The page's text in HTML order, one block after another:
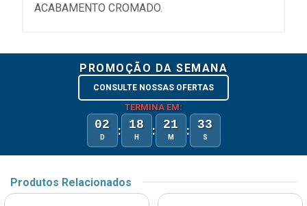
ACABAMENTO CROMADO.
PROMOÇÃO DA SEMANA
CONSULTE NOSSAS OFERTAS
TERMINA EM:
02
D : 18
H : 21
M : 33
S
Produtos Relacionados